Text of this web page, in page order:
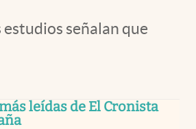
señalan que
leídas de El Cronista